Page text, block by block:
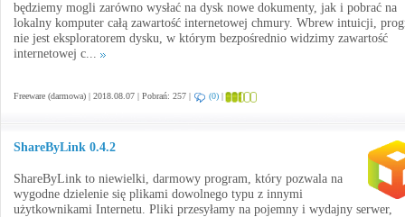
będziemy mogli zarówno wysłać na dysk nowe dokumenty, jak i pobrać na
lokalny komputer całą zawartość internetowej chmury. Wbrew intuicji,
nie jest eksploratorem dysku, w którym bezpośrednio widzimy zawartość
internetowej c...
Freeware (darmowa) | 2018.08.07 | Pobrań: 257 | (0) |
ShareByLink 0.4.2
ShareByLink to niewielki, darmowy program, który pozwala na
wygodne dzielenie się plikami dowolnego typu z innymi
użytkownikami Internetu. Pliki przesyłamy na pojemny i wydajny serwer,